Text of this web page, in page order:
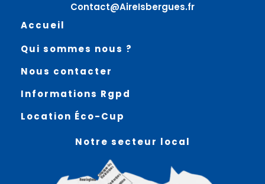
Contact@AireIsbergues.fr
Accueil
Qui sommes nous ?
Nous contacter
Informations Rgpd
Location Éco-Cup
Notre secteur local